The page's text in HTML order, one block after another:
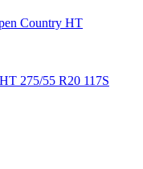
275/55 R20 117S